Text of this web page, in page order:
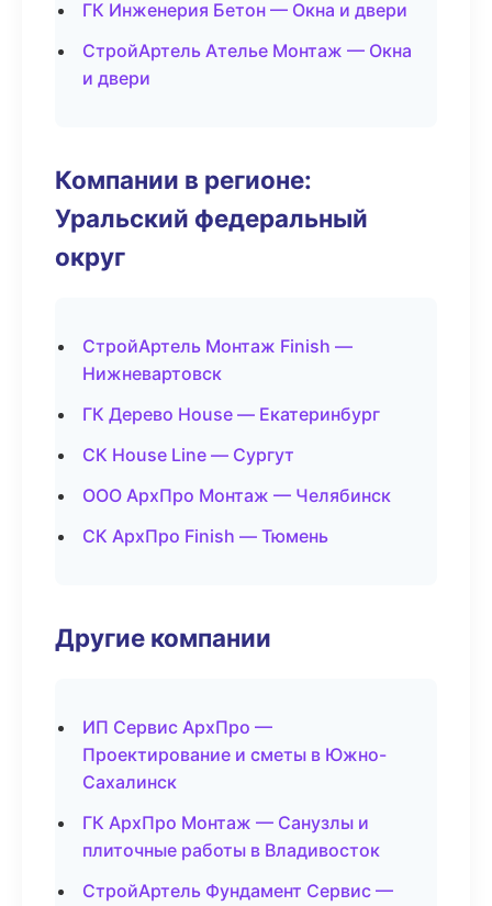
ГК Инженерия Бетон — Окна и двери
СтройАртель Ателье Монтаж — Окна
и двери
Компании в регионе:
Уральский федеральный
округ
СтройАртель Монтаж Finish —
Нижневартовск
ГК Дерево House — Екатеринбург
СК House Line — Сургут
ООО АрхПро Монтаж — Челябинск
СК АрхПро Finish — Тюмень
Другие компании
ИП Сервис АрхПро —
Проектирование и сметы в Южно-
Сахалинск
ГК АрхПро Монтаж — Санузлы и
плиточные работы в Владивосток
СтройАртель Фундамент Сервис —